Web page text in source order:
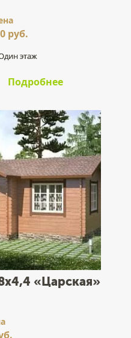
руб.
этаж
Подробнее
«Царская»